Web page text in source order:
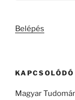
Belépés
Magyar